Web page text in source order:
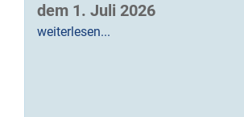
dem 1. Juli 2026
weiterlesen...